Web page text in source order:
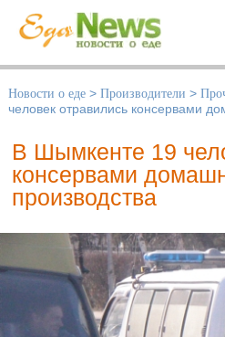
Новости о еде > Производители >
человек отравились консервами
В Шымкенте 19
консервами
производства